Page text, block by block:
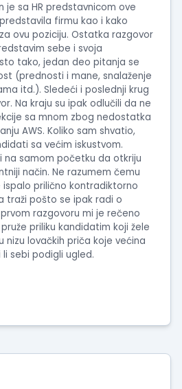
je sa HR predstavnicom ove
firmu kao i kako
ovu poziciju. Ostatka razgovor
sebe i svoja
tako, jedan deo pitanja se
(prednosti i mane, snalaženje
itd.). Sledeći i poslednji krug
Na kraju su ipak odlučili da ne
sa mnom zbog nedostatka
AWS. Koliko sam shvatio,
sa većim iskustvom.
na samom početku da otkriju
način. Ne razumem čemu
ispalo prilično kontradiktorno
traži pošto se ipak radi o
razgovoru mi je rečeno
priliku kandidatim koji žele
nizu lovačkih priča koje većina
sebi podigli ugled.